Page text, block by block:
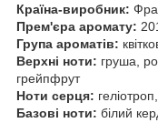
Країна-виробник:
Прем'єра аромату:
Група ароматів:
Верхні ноти: груша,
грейпфрут
Ноти серця:
Базові ноти: білий